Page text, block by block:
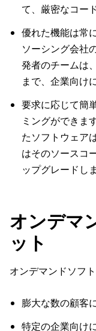
て、厳密なコー
優れた機能は常
ソーシング会社
発者のチームは
まで、企業向け
要求に応じて簡
ミングができま
たソフトウェア
はそのソースコ
ップグレードしま
オンデマ
ット
オンデマンドソフ
膨大な数の顧客
特定の企業向け